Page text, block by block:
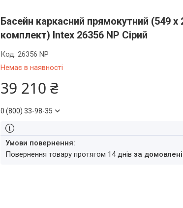
Басейн каркасний прямокутний (549
комплект) Intex 26356 NP Сірий
Немає в наявності
Код: 26356 NP
39 210 ₴
0 (800) 33-98-35
повернення товару протягом 14 днів за